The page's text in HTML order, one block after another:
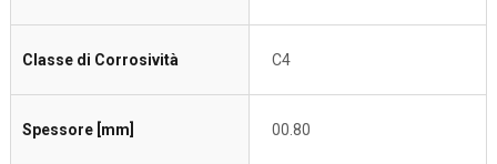
Classe di Corrosività C4
Spessore [mm] 00.80